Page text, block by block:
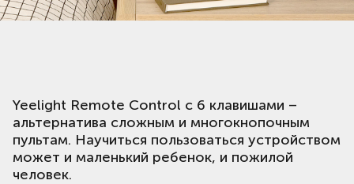
Yeelight Remote Control с 6 клавишами –
альтернатива сложным и многокнопочным
пультам. Научиться пользоваться устройством
может и маленький ребенок, и пожилой
человек.